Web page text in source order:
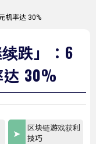
机率达 30%
跌」：6
30%
区块链游戏获利
技巧